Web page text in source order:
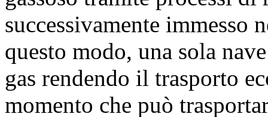
successivamente immesso
questo modo, una sola
gas rendendo il trasporto
momento che può